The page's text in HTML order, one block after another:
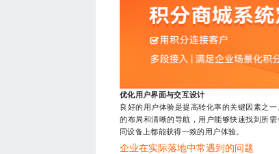
优化用户界面与交互设计
良好的用户体验是提高转化率的关键因素之
的布局和清晰的导航，用户能够快速找到所
同设备上都能获得一致的用户体验。
企业在实际落地中常遇到的问题